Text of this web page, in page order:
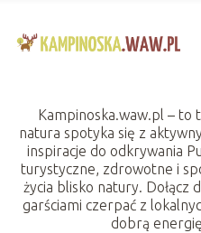
Kampinoska.waw.pl – to
natura spotyka się z
inspiracje do odkrywania
turystyczne, zdrowotne i
życia blisko natury. Dołącz
garściami czerpać z
dobrą